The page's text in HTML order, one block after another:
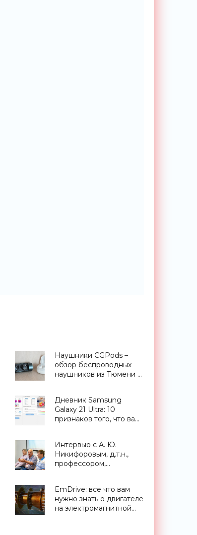
Наушники CGPods –
обзор беспроводных
наушников из Тюмени -
Дневник Samsung
Galaxy 21 Ultra: 10
признаков того, что вам
Интервью с А. Ю.
Никифоровым, д.т.н.,
профессором,
экстремальной
прикладной
электроники НИЯУ
EmDrive: все что вам
нужно знать о двигателе
на электромагнитной